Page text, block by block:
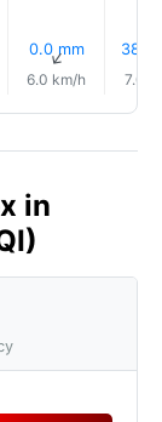
0.0 mm
↑
6.0 km/h
38%
7.0
in